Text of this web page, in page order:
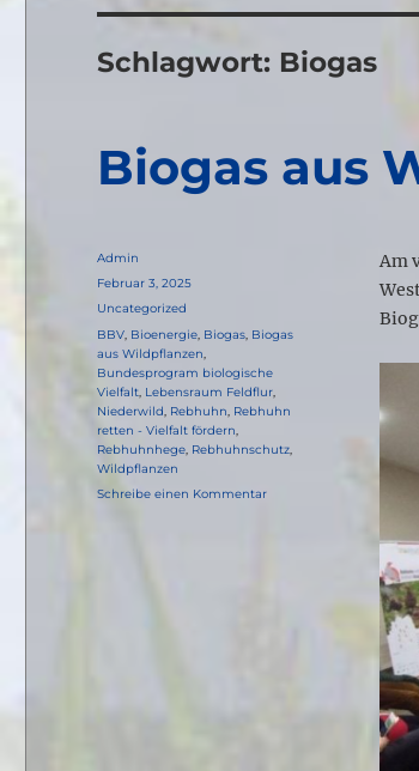
Schlagwort: Biogas
Biogas aus
Am
Autor
Admin
Veröffentlicht
am
Februar 3, 2025
Kategorien
Uncategorized
Schlagwörter
BBV, Bioenergie, Biogas, Biogas
aus Wildpflanzen,
Bundesprogram biologische
Vielfalt, Lebensraum Feldflur,
Niederwild, Rebhuhn, Rebhuhn
retten - Vielfalt fördern,
Rebhuhnhege, Rebhuhnschutz,
Wildpflanzen
Schreibe einen Kommentarzu